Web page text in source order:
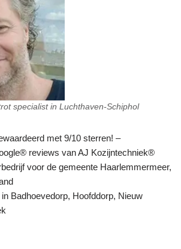
specialist in Luchthaven-Schiphol
met 9/10 sterren! –
reviews van AJ Kozijntechniek®
voor de gemeente Haarlemmermeer,
Badhoevedorp, Hoofddorp, Nieuw